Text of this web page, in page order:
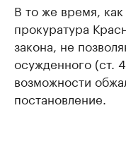
В то же время,
прокуратура
закона, не
осужденного (ст.
возможности
постановление.